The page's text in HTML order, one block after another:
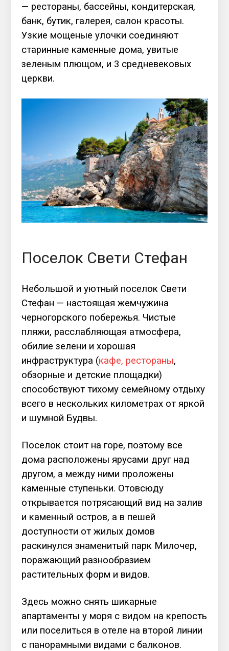
— рестораны, бассейны, кондитерская,
банк, бутик, галерея, салон красоты.
Узкие мощеные улочки соединяют
старинные каменные дома, увитые
зеленым плющом, и 3 средневековых
церкви.
Поселок Свети Стефан
Небольшой и уютный поселок Свети
Стефан — настоящая жемчужина
черногорского побережья. Чистые
пляжи, расслабляющая атмосфера,
обилие зелени и хорошая
инфраструктура (кафе, рестораны,
обзорные и детские площадки)
способствуют тихому семейному отдыху
всего в нескольких километрах от яркой
и шумной Будвы.
Поселок стоит на горе, поэтому все
дома расположены ярусами друг над
другом, а между ними проложены
каменные ступеньки. Отовсюду
открывается потрясающий вид на залив
и каменный остров, а в пешей
доступности от жилых домов
раскинулся знаменитый парк Милочер,
поражающий разнообразием
растительных форм и видов.
Здесь можно снять шикарные
апартаменты у моря с видом на крепость
или поселиться в отеле на второй линии
с панорамными видами с балконов.